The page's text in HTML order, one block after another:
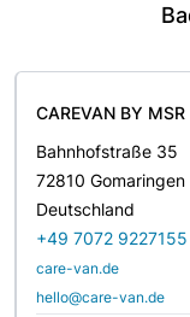
CAREVAN BY MSR
Bahnhofstraße 35
72810 Gomaringen
Deutschland
+49 7072 9227155
care-van.de
hello@care-van.de